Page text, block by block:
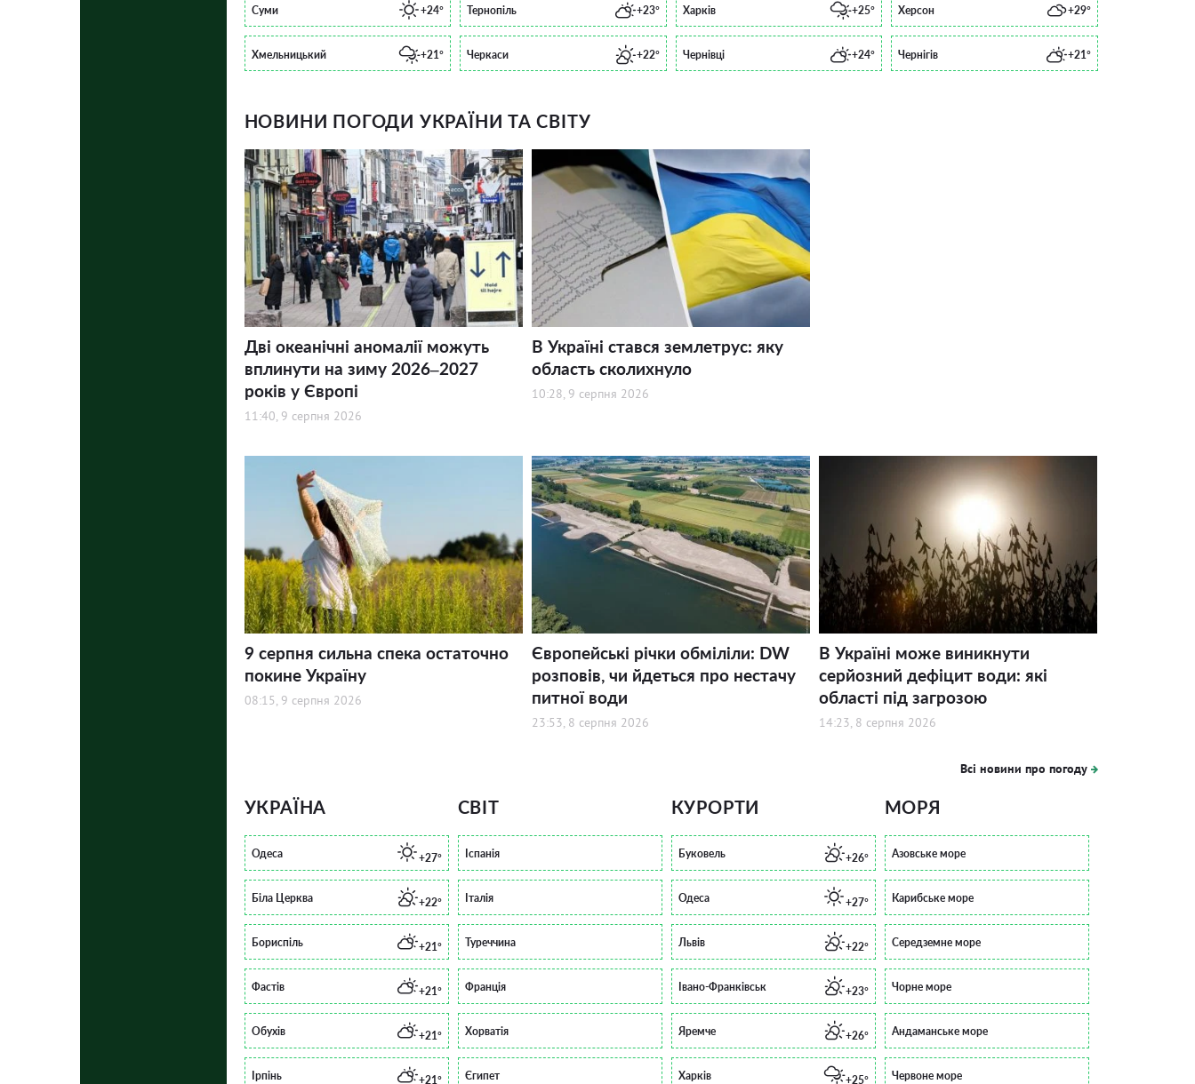
Суми +24° Тернопіль +23° Харків +25° Херсон +29°
Хмельницький +21° Черкаси +22° Чернівці +24° Чернігів +21°
НОВИНИ ПОГОДИ УКРАЇНИ ТА СВІТУ
Дві океанічні аномалії можуть
вплинути на зиму 2026–2027
років у Європі
11:40, 9 серпня 2026
В Україні стався землетрус: яку
область сколихнуло
10:28, 9 серпня 2026
9 серпня сильна спека остаточно
покине Україну
08:15, 9 серпня 2026
Європейські річки обміліли: DW
розповів, чи йдеться про нестачу
питної води
23:53, 8 серпня 2026
В Україні може виникнути
серйозний дефіцит води: які
області під загрозою
14:23, 8 серпня 2026
Всі новини про погоду
УКРАЇНА
Одеса +27°
Біла Церква +22°
Бориспіль +21°
Фастів +21°
Обухів +21°
Ірпінь +21°
СВІТ
Іспанія
Італія
Туреччина
Франція
Хорватія
Єгипет
КУРОРТИ
Буковель +26°
Одеса +27°
Львів +22°
Івано-Франківськ +23°
Яремче +26°
Харків +25°
МОРЯ
Азовське море
Карибське море
Середземне море
Чорне море
Андаманське море
Червоне море